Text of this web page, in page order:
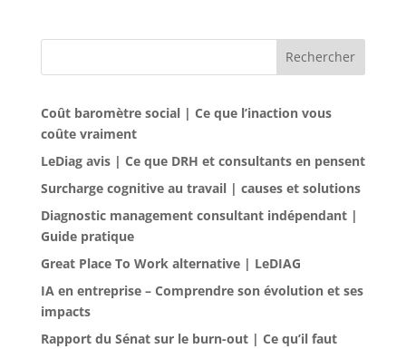
Rechercher
Coût baromètre social | Ce que l’inaction vous
coûte vraiment
LeDiag avis | Ce que DRH et consultants en pensent
Surcharge cognitive au travail | causes et solutions
Diagnostic management consultant indépendant |
Guide pratique
Great Place To Work alternative | LeDIAG
IA en entreprise – Comprendre son évolution et ses
impacts
Rapport du Sénat sur le burn-out | Ce qu’il faut